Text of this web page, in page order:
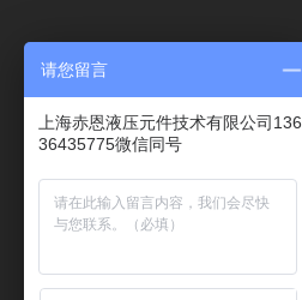
请您留言
上海赤恩液压元件技术有限公司136
36435775微信同号